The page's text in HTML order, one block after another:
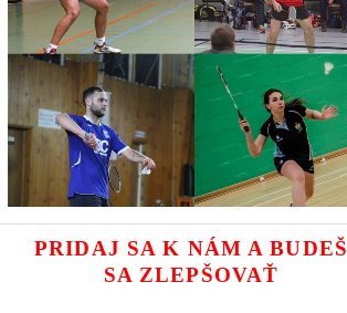
PRIDAJ SA K NÁM A BUDEŠ
SA ZLEPŠOVAŤ